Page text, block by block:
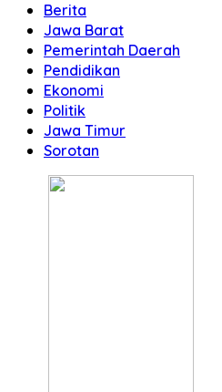
Berita
Jawa Barat
Pemerintah Daerah
Pendidikan
Ekonomi
Politik
Jawa Timur
Sorotan